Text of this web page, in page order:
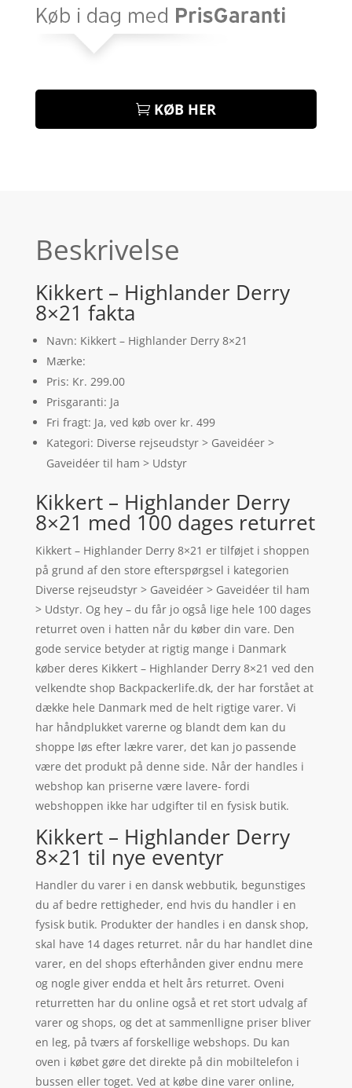
KØB HER
Beskrivelse
Kikkert – Highlander Derry
8×21 fakta
Navn: Kikkert – Highlander Derry 8×21
Mærke:
Pris: Kr. 299.00
Prisgaranti: Ja
Fri fragt: Ja, ved køb over kr. 499
Kategori: Diverse rejseudstyr > Gaveidéer >
Gaveidéer til ham > Udstyr
Kikkert – Highlander Derry
8×21 med 100 dages returret
Kikkert – Highlander Derry 8×21 er tilføjet i shoppen
på grund af den store efterspørgsel i kategorien
Diverse rejseudstyr > Gaveidéer > Gaveidéer til ham
> Udstyr. Og hey – du får jo også lige hele 100 dages
returret oven i hatten når du køber din vare. Den
gode service betyder at rigtig mange i Danmark
køber deres Kikkert – Highlander Derry 8×21 ved den
velkendte shop Backpackerlife.dk, der har forstået at
dække hele Danmark med de helt rigtige varer. Vi
har håndplukket varerne og blandt dem kan du
shoppe løs efter lækre varer, det kan jo passende
være det produkt på denne side. Når der handles i
webshop kan priserne være lavere- fordi
webshoppen ikke har udgifter til en fysisk butik.
Kikkert – Highlander Derry
8×21 til nye eventyr
Handler du varer i en dansk webbutik, begunstiges
du af bedre rettigheder, end hvis du handler i en
fysisk butik. Produkter der handles i en dansk shop,
skal have 14 dages returret. når du har handlet dine
varer, en del shops efterhånden giver endnu mere
og nogle giver endda et helt års returret. Oveni
returretten har du online også et ret stort udvalg af
varer og shops, og det at sammenlligne priser bliver
en leg, på tværs af forskellige webshops. Du kan
oven i købet gøre det direkte på din mobiltelefon i
bussen eller toget. Ved at købe dine varer online,